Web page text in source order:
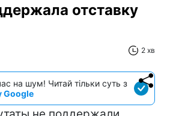
отставку
2 хв
на шум! Читай тільки суть з
Google